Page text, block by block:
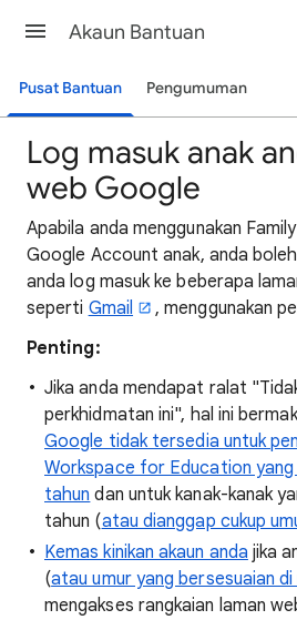
Akaun Bantuan
Pusat Bantuan Pengumuman
Log masuk anak
web Google
Apabila anda menggunakan
Google Account anak, anda
anda log masuk ke beberapa
seperti Gmail
, menggunakan
Penting:
Jika anda mendapat ralat
perkhidmatan ini", hal ini
Google tidak tersedia untuk
Workspace for Education yang
tahun dan untuk kanak-kanak
tahun (atau dianggap cukup
Kemas kinikan akaun anda jika
(atau umur yang bersesuaian
mengakses rangkaian laman